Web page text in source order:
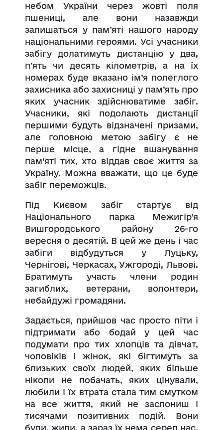
небом України через жовті поля
пшениці, але вони назавжди
залишаться у пам’яті нашого народу
національними героями. Усі учасники
забігу долатимуть дистанцію у два,
п’ять чи десять кілометрів, а на їх
номерах буде вказано ім’я полеглого
захисника або захисниці у пам’ять про
яких учасник здійснюватиме забіг.
Учасники, які подолають дистанції
першими будуть відзначені призами,
але головною метою забігу є не
перше місце, а гідне вшанування
пам’яті тих, хто віддав своє життя за
Україну. Можна вважати, що це буде
забіг переможців.
Під Києвом забіг стартує від
Національного парка Межигір’я
Вишгородського району 26-го
вересня о десятій. В цей же день і час
забіги відбудуться у Луцьку,
Чернігові, Черкасах, Ужгороді, Львові.
Братимуть участь члени родин
загиблих, ветерани, волонтери,
небайдужі громадяни.
Задається, прийшов час просто піти і
підтримати або бодай у цей час
подумати про тих хлопців та дівчат,
чоловіків і жінок, які бігтимуть за
близьких своїх людей, яких більше
ніколи не побачать, яких цінували,
любили і їх втрата стала тим смутком
на все життя, який не заслониш і
тисячами позитивних подій. Вони
були, жили, а зараз їх нема серед нас.